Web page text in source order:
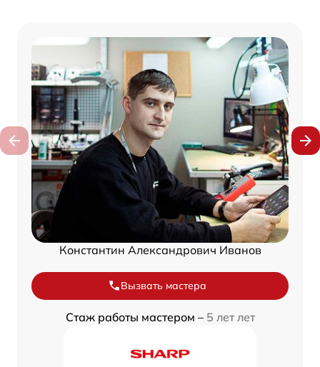
Константин Александрович Иванов
Вызвать мастера
Стаж работы мастером – 5 лет лет